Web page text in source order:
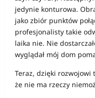
jedynie konturowa.
jako zbiór punktów
profesjonalisty takie
laika nie. Nie
wyglądał mój dom
Teraz, dzięki
że nie ma rzeczy